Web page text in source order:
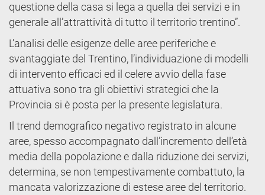
questione della casa si lega a quella dei servizi e in
generale all’attrattività di tutto il territorio trentino”.
L’analisi delle esigenze delle aree periferiche e
svantaggiate del Trentino, l’individuazione di modelli
di intervento efficaci ed il celere avvio della fase
attuativa sono tra gli obiettivi strategici che la
Provincia si è posta per la presente legislatura.
Il trend demografico negativo registrato in alcune
aree, spesso accompagnato dall’incremento dell’età
media della popolazione e dalla riduzione dei servizi,
determina, se non tempestivamente combattuto, la
mancata valorizzazione di estese aree del territorio.